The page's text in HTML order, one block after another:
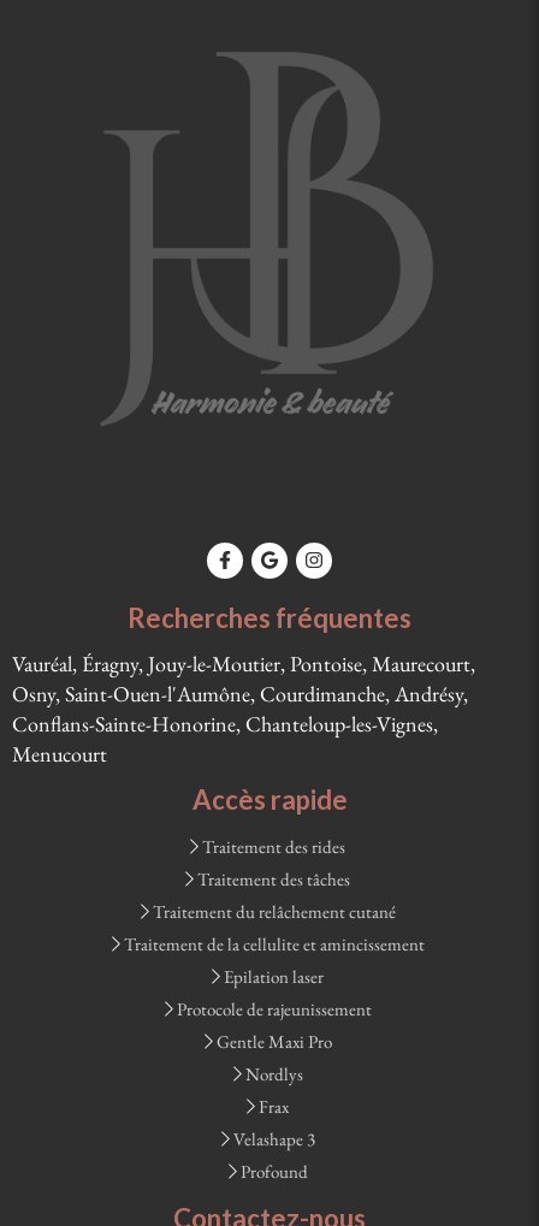
Recherches fréquentes
Vauréal, Éragny, Jouy-le-Moutier, Pontoise, Maurecourt,
Osny, Saint-Ouen-l'Aumône, Courdimanche, Andrésy,
Conflans-Sainte-Honorine, Chanteloup-les-Vignes,
Menucourt
Accès rapide
Traitement des rides
Traitement des tâches
Traitement du relâchement cutané
Traitement de la cellulite et amincissement
Epilation laser
Protocole de rajeunissement
Gentle Maxi Pro
Nordlys
Frax
Velashape 3
Profound
Contactez-nous